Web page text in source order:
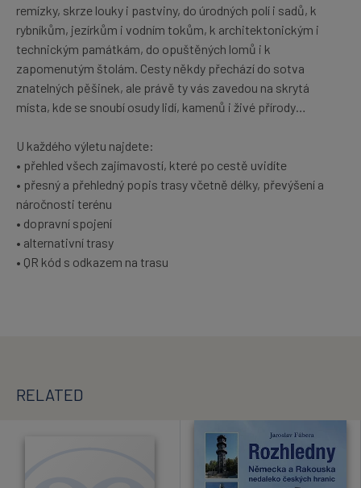
remízky, skrze louky i pastviny, do úrodných polí i sadů, k
rybníkům, jezírkům i vodním tokům, k architektonickým i
technickým památkám, do opuštěných lomů i k
zapomenutým štolám. Cesty někdy přechází do sotva
znatelných pěšinek, ale právě ty vás zavedou na skrytá
místa, kde se snoubí osudy lidí, kamenů i živé přírody…
U každého výletu najdete:
• přehled všech zajímavostí, které po cestě uvidíte
• přesný a přehledný popis trasy včetně délky, převýšení a
náročnosti terénu
• dopravní spojení
• alternativní trasy
• QR kód s odkazem na trasu
RELATED